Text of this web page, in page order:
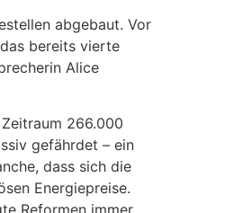
abgebaut. Vor
bereits vierte
Alice
266.000
gefährdet – ein
dass sich die
Energiepreise.
Reformen immer